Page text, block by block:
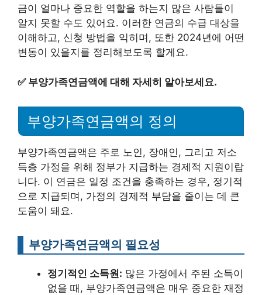
금이 얼마나 중요한 역할을 하는지 많은 사람들이
알지 못할 수도 있어요. 이러한 연금의 수급 대상을
이해하고, 신청 방법을 익히며, 또한 2024년에 어떤
변동이 있을지를 정리해보도록 할게요.
✅ 부양가족연금액에 대해 자세히 알아보세요.
부양가족연금액의 정의
부양가족연금액은 주로 노인, 장애인, 그리고 저소
득층 가정을 위해 정부가 지급하는 경제적 지원이랍
니다. 이 연금은 일정 조건을 충족하는 경우, 정기적
으로 지급되며, 가정의 경제적 부담을 줄이는 데 큰
도움이 돼요.
부양가족연금액의 필요성
정기적인 소득원: 많은 가정에서 주된 소득이
없을 때, 부양가족연금액은 매우 중요한 재정